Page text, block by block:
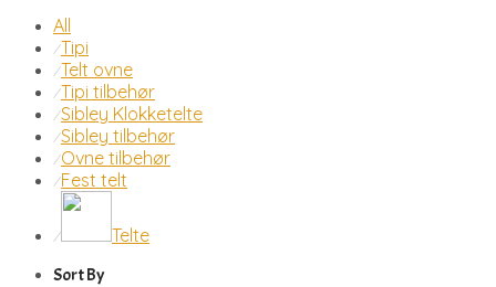
All
⁄Tipi
⁄Telt ovne
⁄Tipi tilbehør
⁄Sibley Klokketelte
⁄Sibley tilbehør
⁄Ovne tilbehør
⁄Fest telt
⁄
Telte
Sort By